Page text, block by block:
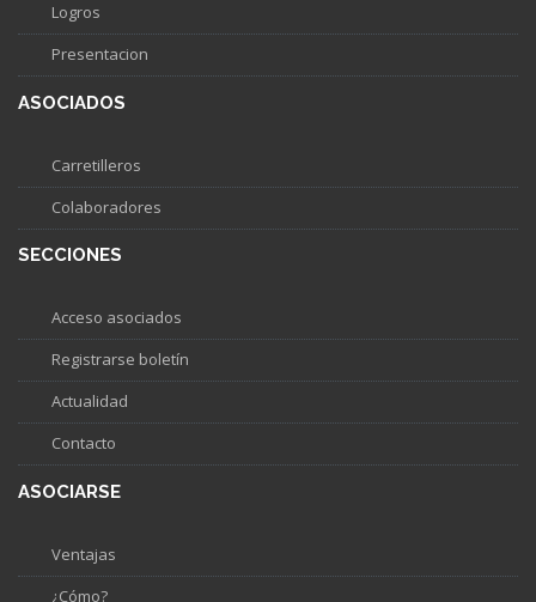
Logros
Presentacion
ASOCIADOS
Carretilleros
Colaboradores
SECCIONES
Acceso asociados
Registrarse boletín
Actualidad
Contacto
ASOCIARSE
Ventajas
¿Cómo?